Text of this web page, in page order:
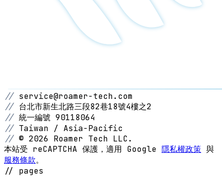
// service@roamer-tech.com
// 台北市新生北路三段82巷18號4樓之2
// 統一編號 90118064
// Taiwan / Asia-Pacific
// © 2026 Roamer Tech LLC.
本站受 reCAPTCHA 保護，適用 Google 隱私權政策 與
服務條款。
// pages